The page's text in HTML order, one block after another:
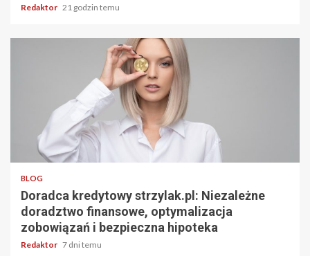
Redaktor 21 godzin temu
3 min odczytu
BLOG
Doradca kredytowy strzylak.pl: Niezależne
doradztwo finansowe, optymalizacja
zobowiązań i bezpieczna hipoteka
Redaktor 7 dni temu